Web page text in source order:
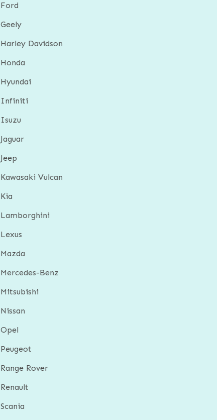
Ford
Geely
Harley Davidson
Honda
Hyundai
Infiniti
Isuzu
Jaguar
Jeep
Kawasaki Vulcan
Kia
Lamborghini
Lexus
Mazda
Mercedes-Benz
Mitsubishi
Nissan
Opel
Peugeot
Range Rover
Renault
Scania